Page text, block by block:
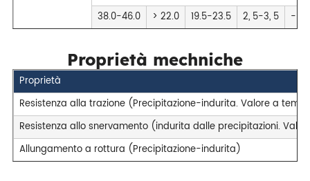
38.0-46.0
> 22.0 19.5-23.5 2, 5-3, 5 -
Proprietà mechniche
Proprietà
Resistenza alla trazione (Precipitazione-indurita. Valore a
Resistenza allo snervamento (indurita dalle precipitazioni.
Allungamento a rottura (Precipitazione-indurita)